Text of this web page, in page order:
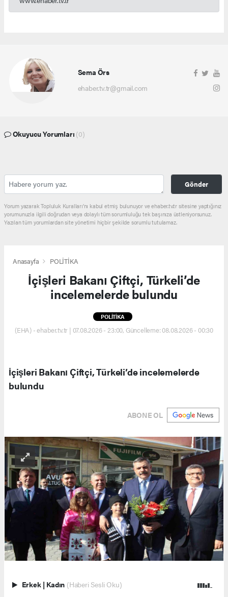
Sema Örs
ehaber.tv.tr@gmail.com
Okuyucu Yorumları (0)
Gönder
Yorum yazarak Topluluk Kuralları’nı kabul etmiş bulunuyor ve ehaber.tv.tr sitesine yaptığınız
yorumunuzla ilgili doğrudan veya dolaylı tüm sorumluluğu tek başınıza üstleniyorsunuz.
Yazılan tüm yorumlardan site yönetimi hiçbir şekilde sorumlu tutulamaz.
Anasayfa POLİTİKA
İçişleri Bakanı Çiftçi, Türkeli’de
incelemelerde bulundu
POLİTİKA
(EHA) - ehaber.tv.tr | 07.08.2026 - 23:00, Güncelleme: 08.08.2026 - 00:30
İçişleri Bakanı Çiftçi, Türkeli’de incelemelerde
bulundu
ABONE OL
Erkek | Kadın (Haberi Sesli Oku)